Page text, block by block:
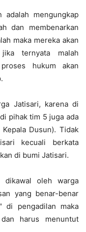
adalah mengungkap
dan membenarkan
maka mereka akan
ternyata malah
hukum akan
Jatisari, karena di
pihak tim 5 juga ada
Dusun). Tidak
kecuali berkata
di bumi Jatisari.
dikawal oleh warga
yang benar-benar
di pengadilan maka
harus menuntut